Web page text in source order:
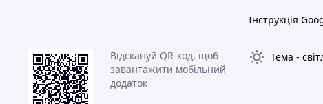
Інструкція
Відскануй QR-код, щоб
завантажити мобільний
додаток
Тема -